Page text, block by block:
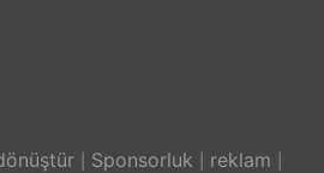
Sponsorluk
reklam